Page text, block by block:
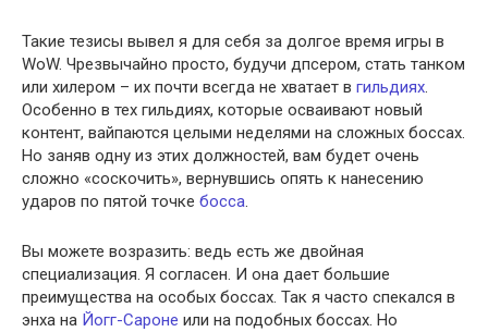
Такие тезисы вывел я для себя за долгое время игры в
WoW. Чрезвычайно просто, будучи дпсером, стать танком
или хилером – их почти всегда не хватает в гильдиях.
Особенно в тех гильдиях, которые осваивают новый
контент, вайпаются целыми неделями на сложных боссах.
Но заняв одну из этих должностей, вам будет очень
сложно «соскочить», вернувшись опять к нанесению
ударов по пятой точке босса.
Вы можете возразить: ведь есть же двойная
специализация. Я согласен. И она дает большие
преимущества на особых боссах. Так я часто спекался в
энха на Йогг-Сароне или на подобных боссах. Но